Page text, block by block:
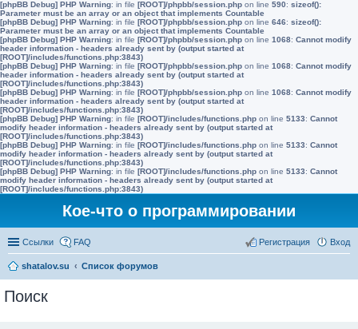
[phpBB Debug] PHP Warning: in file [ROOT]/phpbb/session.php on line 590: sizeof():
Parameter must be an array or an object that implements Countable
[phpBB Debug] PHP Warning: in file [ROOT]/phpbb/session.php on line 646: sizeof():
Parameter must be an array or an object that implements Countable
[phpBB Debug] PHP Warning: in file [ROOT]/phpbb/session.php on line 1068: Cannot modify
header information - headers already sent by (output started at
[ROOT]/includes/functions.php:3843)
[phpBB Debug] PHP Warning: in file [ROOT]/phpbb/session.php on line 1068: Cannot modify
header information - headers already sent by (output started at
[ROOT]/includes/functions.php:3843)
[phpBB Debug] PHP Warning: in file [ROOT]/phpbb/session.php on line 1068: Cannot modify
header information - headers already sent by (output started at
[ROOT]/includes/functions.php:3843)
[phpBB Debug] PHP Warning: in file [ROOT]/includes/functions.php on line 5133: Cannot
modify header information - headers already sent by (output started at
[ROOT]/includes/functions.php:3843)
[phpBB Debug] PHP Warning: in file [ROOT]/includes/functions.php on line 5133: Cannot
modify header information - headers already sent by (output started at
[ROOT]/includes/functions.php:3843)
[phpBB Debug] PHP Warning: in file [ROOT]/includes/functions.php on line 5133: Cannot
modify header information - headers already sent by (output started at
[ROOT]/includes/functions.php:3843)
Кое-что о программировании
Ссылки FAQ Вход
Регистрация
shatalov.su Список форумов
Поиск